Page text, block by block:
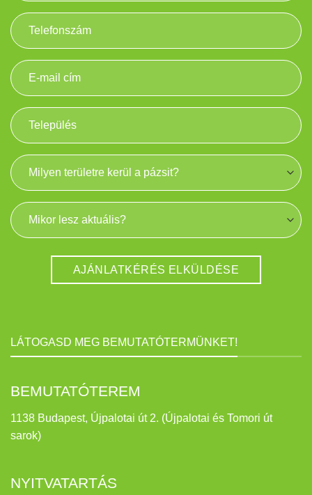
LÁTOGASD MEG BEMUTATÓTERMÜNKET!
BEMUTATÓTEREM
1138 Budapest, Újpalotai út 2. (Újpalotai és Tomori út
sarok)
NYITVATARTÁS